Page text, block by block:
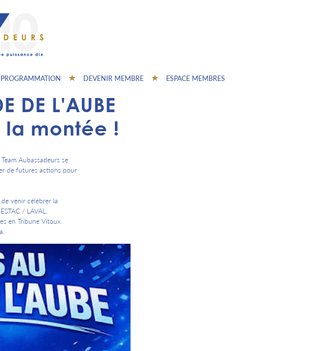
PROGRAMMATION DEVENIR MEMBRE ESPACE MEMBRES
DE L'AUBE
montée !
Aubassadeurs se
de futures actions pour
venir célébrer la
/ LAVAL.
en Tribune Vitoux